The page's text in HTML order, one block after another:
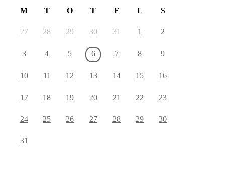
M T O T F L S
27 28 29 30 31 1 2
3 4 5 6 7 8 9
10 11 12 13 14 15 16
17 18 19 20 21 22 23
24 25 26 27 28 29 30
31